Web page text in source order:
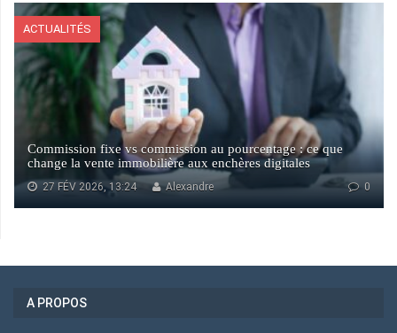
ACTUALITÉS
Commission fixe vs commission au pourcentage : ce que
change la vente immobilière aux enchères digitales
27 FÉV 2026, 13:24 0
Alexandre
A PROPOS